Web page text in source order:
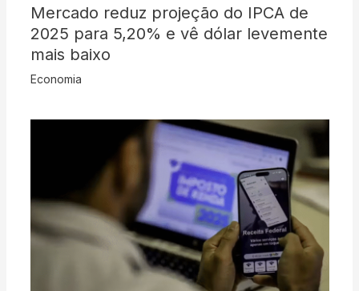
Mercado reduz projeção do IPCA de
2025 para 5,20% e vê dólar levemente
mais baixo
Economia